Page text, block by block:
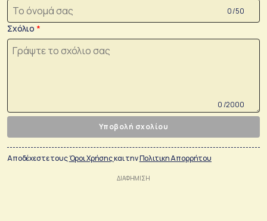
0 /50
Σχόλιο
0 /2000
Υποβολή σχολίου
Αποδέχεστε τουςΌροι Χρήσηςκαι τηνΠολιτικη Απορρήτου